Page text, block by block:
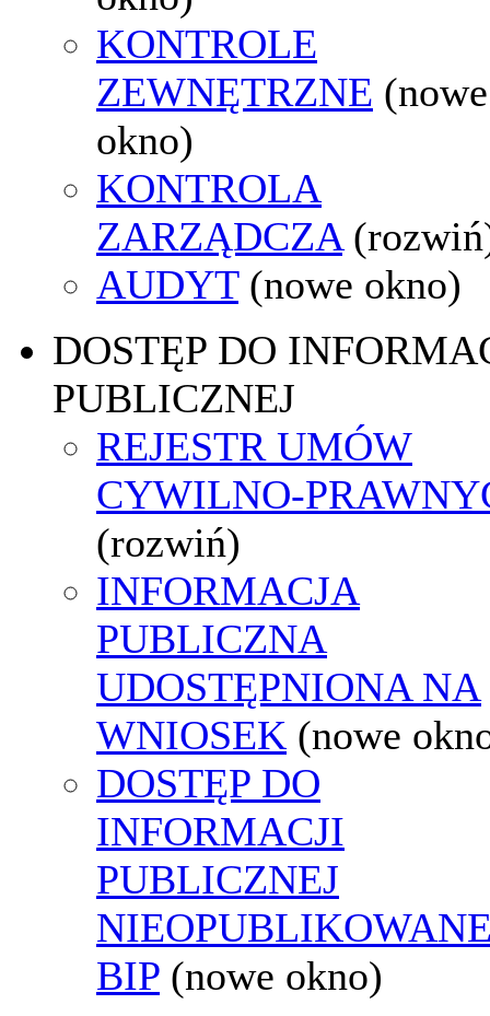
KONTROLE
ZEWNĘTRZNE (nowe
okno)
KONTROLA
ZARZĄDCZA
AUDYT (nowe okno)
DOSTĘP DO
PUBLICZNEJ
REJESTR UMÓW
CYWILNO-
(rozwiń)
INFORMACJA
PUBLICZNA
UDOSTĘPNIONA NA
WNIOSEK (nowe
DOSTĘP DO
INFORMACJI
PUBLICZNEJ
BIP (nowe okno)